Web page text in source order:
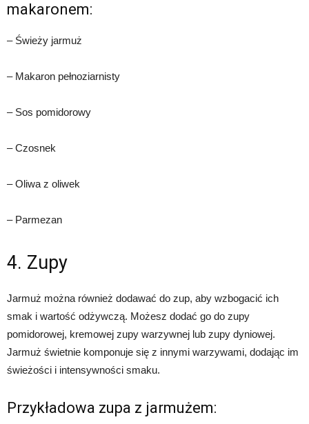
makaronem:
– Świeży jarmuż
– Makaron pełnoziarnisty
– Sos pomidorowy
– Czosnek
– Oliwa z oliwek
– Parmezan
4. Zupy
Jarmuż można również dodawać do zup, aby wzbogacić ich
smak i wartość odżywczą. Możesz dodać go do zupy
pomidorowej, kremowej zupy warzywnej lub zupy dyniowej.
Jarmuż świetnie komponuje się z innymi warzywami, dodając im
świeżości i intensywności smaku.
Przykładowa zupa z jarmużem: